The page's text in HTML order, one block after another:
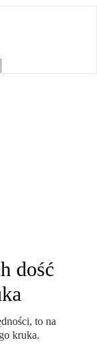
dość
to na
kruka.